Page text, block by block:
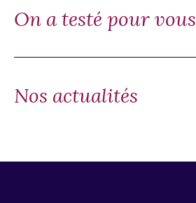
On a testé pour vous
Nos actualités